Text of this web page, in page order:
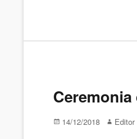
Publicado
14/12/2018 AutorEditor